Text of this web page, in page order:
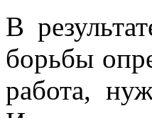
В
борьбы
работа,